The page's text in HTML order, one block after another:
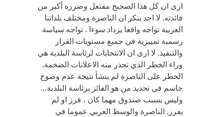
ارى ان كل هذا الضجيج مفتعل وضرره أكبر من
فائدته. لا احد ينكر ان الناصرة ومختلف بلداتنا
العربية تواجه واقعا يزداد سوءا . تواجه سياسة
رسمية تمييزية في جميع مستويات القرار
والتنفيذ. لا ارى ان الانتخابات لرئاسة البلدية هي
وراء الخطر الذي تحذر منه الاعلانات الضخمة.
الخطر على الناصرة لم ينشأ نتيجة عدم وضوح
حاسم في تحديد من هو الفائز برئاسة البلدية…
وليس بسبب صندوق مهما كان ، فرز او لم
يفرز. الناصرة والوسط العربي عموما في